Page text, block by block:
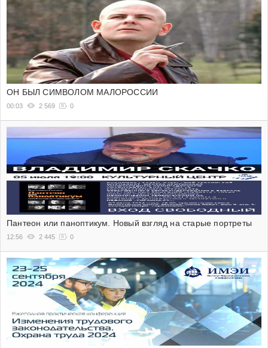
ОН БЫЛ СИМВОЛОМ МАЛОРОССИИ
00:03 2 569 0
Пантеон или паноптикум. Новый взгляд на старые портреты
12:56 2 445 0